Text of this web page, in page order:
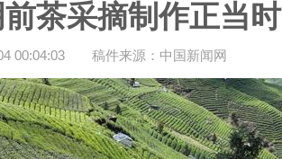
茶采摘制作正当时
00:04:03 稿件来源：中国新闻网